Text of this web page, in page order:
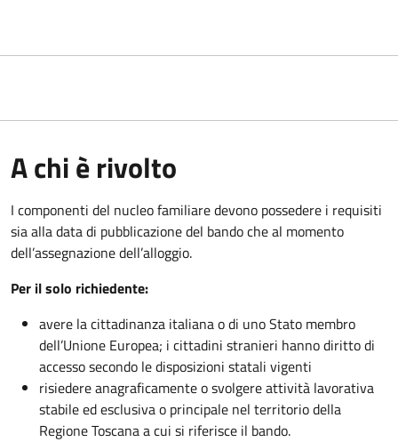
A chi è rivolto
I componenti del nucleo familiare devono possedere i requisiti
sia alla data di pubblicazione del bando che al momento
dell’assegnazione dell’alloggio.
Per il solo richiedente:
avere la cittadinanza italiana o di uno Stato membro
dell’Unione Europea; i cittadini stranieri hanno diritto di
accesso secondo le disposizioni statali vigenti
risiedere anagraficamente o svolgere attività lavorativa
stabile ed esclusiva o principale nel territorio della
Regione Toscana a cui si riferisce il bando.